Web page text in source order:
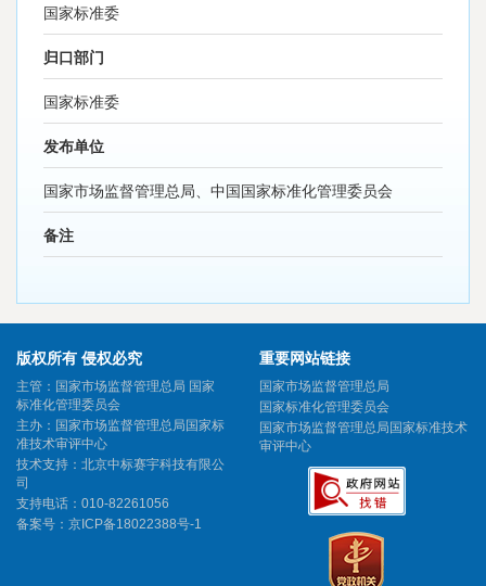
国家标准委
归口部门
国家标准委
发布单位
国家市场监督管理总局、中国国家标准化管理委员会
备注
版权所有 侵权必究
主管：国家市场监督管理总局 国家
标准化管理委员会
主办：国家市场监督管理总局国家标
准技术审评中心
技术支持：北京中标赛宇科技有限公
司
支持电话：010-82261056
备案号： 京ICP备18022388号-1
重要网站链接
国家市场监督管理总局
国家标准化管理委员会
国家市场监督管理总局国家标准技术
审评中心